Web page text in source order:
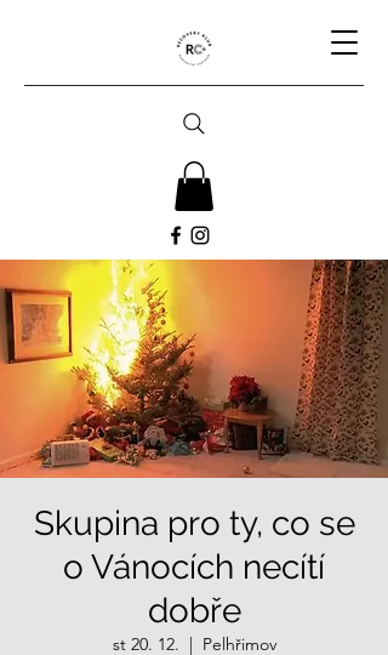
Skupina pro ty, co se
o Vánocích necítí
dobře
st 20. 12.
  |
Pelhřimov